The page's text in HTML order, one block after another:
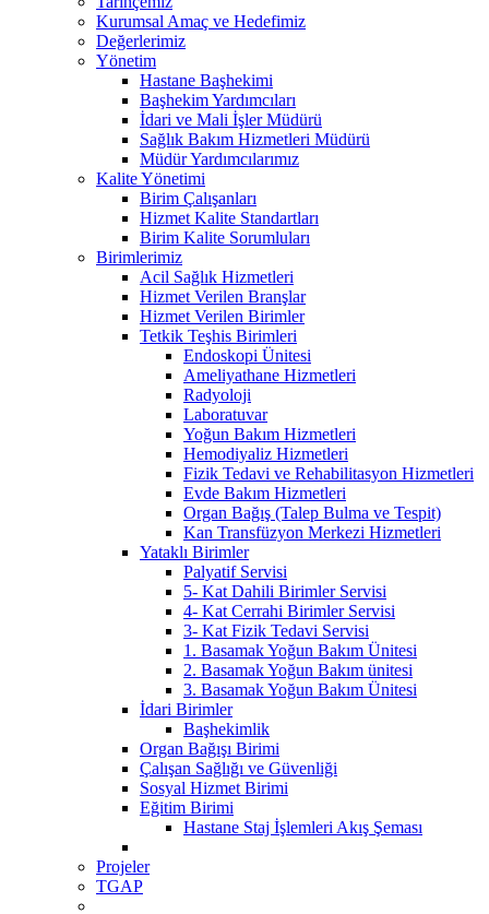
Kurumsal Amaç ve Hedefimiz
Değerlerimiz
Yönetim
Hastane Başhekimi
Başhekim Yardımcıları
İdari ve Mali İşler Müdürü
Sağlık Bakım Hizmetleri Müdürü
Müdür Yardımcılarımız
Kalite Yönetimi
Birim Çalışanları
Hizmet Kalite Standartları
Birim Kalite Sorumluları
Birimlerimiz
Acil Sağlık Hizmetleri
Hizmet Verilen Branşlar
Hizmet Verilen Birimler
Tetkik Teşhis Birimleri
Endoskopi Ünitesi
Ameliyathane Hizmetleri
Radyoloji
Laboratuvar
Yoğun Bakım Hizmetleri
Hemodiyaliz Hizmetleri
Fizik Tedavi ve Rehabilitasyon Hizmetleri
Evde Bakım Hizmetleri
Organ Bağış (Talep Bulma ve Tespit)
Kan Transfüzyon Merkezi Hizmetleri
Yataklı Birimler
Palyatif Servisi
5- Kat Dahili Birimler Servisi
4- Kat Cerrahi Birimler Servisi
3- Kat Fizik Tedavi Servisi
1. Basamak Yoğun Bakım Ünitesi
2. Basamak Yoğun Bakım ünitesi
3. Basamak Yoğun Bakım Ünitesi
İdari Birimler
Başhekimlik
Organ Bağışı Birimi
Çalışan Sağlığı ve Güvenliği
Sosyal Hizmet Birimi
Eğitim Birimi
Hastane Staj İşlemleri Akış Şeması
Projeler
TGAP